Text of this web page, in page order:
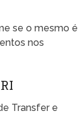
se o mesmo é
nos
Transfer e